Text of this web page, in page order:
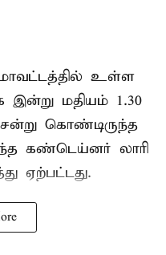
மாவட்டத்தில் உள்ள
இன்று மதியம் 1.30
கொண்டிருந்த
கண்டெய்னர் லாரி
ஏற்பட்டது.